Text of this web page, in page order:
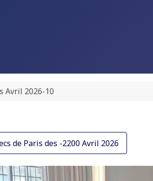
Avril 2026-10
de Paris des -2200 Avril 2026